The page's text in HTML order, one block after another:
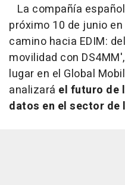
La compañía
próximo 10 de junio
camino hacia EDIM:
movilidad con
lugar en el Global
analizará el futuro de
datos en el sector de